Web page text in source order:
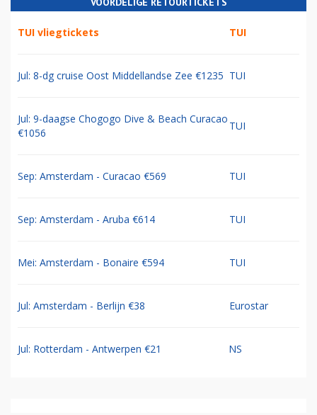
TUI vliegtickets TUI
Jul: 8-dg cruise Oost Middellandse Zee €1235 TUI
Jul: 9-daagse Chogogo Dive & Beach Curacao
€1056
TUI
Sep: Amsterdam - Curacao €569 TUI
Sep: Amsterdam - Aruba €614 TUI
Mei: Amsterdam - Bonaire €594 TUI
Jul: Amsterdam - Berlijn €38 Eurostar
Jul: Rotterdam - Antwerpen €21 NS